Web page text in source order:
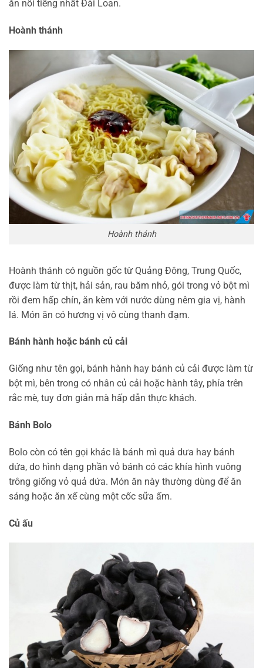
ăn nổi tiếng nhất Đài Loan.
Hoành thánh
Hoành thánh
Hoành thánh có nguồn gốc từ Quảng Đông, Trung Quốc,
được làm từ thịt, hải sản, rau băm nhỏ, gói trong vỏ bột mì
rồi đem hấp chín, ăn kèm với nước dùng nêm gia vị, hành
lá. Món ăn có hương vị vô cùng thanh đạm.
Bánh hành hoặc bánh củ cải
Giống như tên gọi, bánh hành hay bánh củ cải được làm từ
bột mì, bên trong có nhân củ cải hoặc hành tây, phía trên
rắc mè, tuy đơn giản mà hấp dẫn thực khách.
Bánh Bolo
Bolo còn có tên gọi khác là bánh mì quả dưa hay bánh
dứa, do hình dạng phần vỏ bánh có các khía hình vuông
trông giống vỏ quả dứa. Món ăn này thường dùng để ăn
sáng hoặc ăn xế cùng một cốc sữa ấm.
Củ ấu